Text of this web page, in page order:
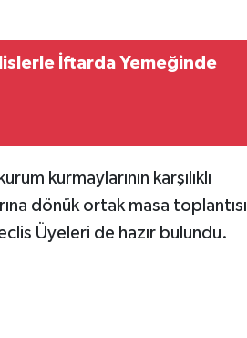
İftarda Yemeğinde
kurmaylarının karşılıklı
dönük ortak masa toplantısı
Üyeleri de hazır bulundu.